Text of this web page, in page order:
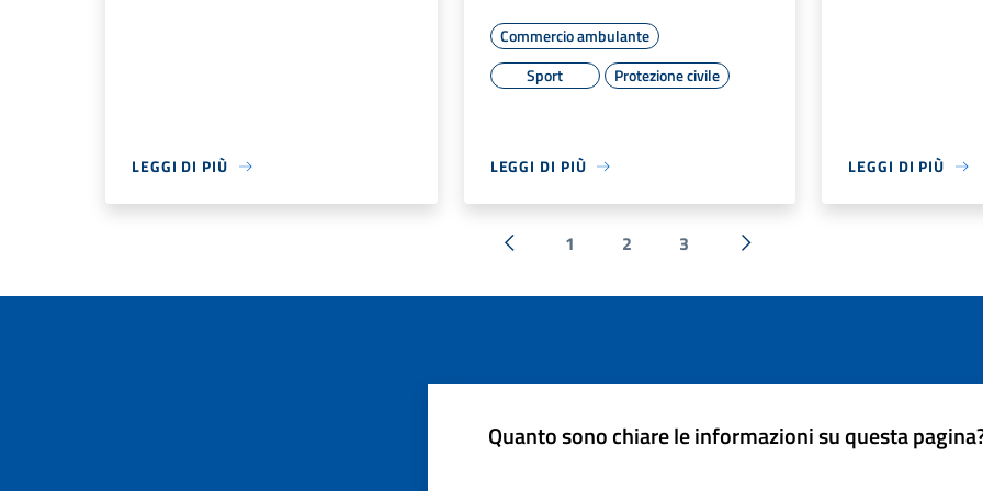
LEGGI DI PIÙ
Commercio ambulante
Sport
Protezione civile
LEGGI DI PIÙ LEGGI DI PIÙ
« Precedente
1 2 3
Successiva »
Quanto sono chiare le informazioni su questa